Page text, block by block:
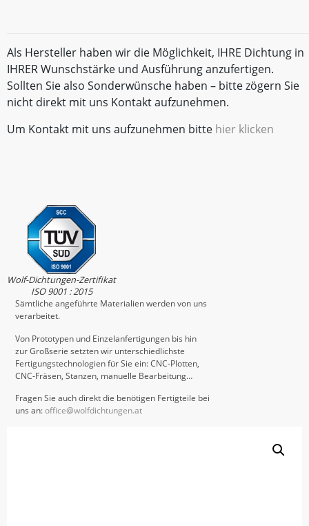
Als Hersteller haben wir die Möglichkeit, IHRE Dichtung in
IHRER Wunschstärke und Ausführung anzufertigen.
Sollten Sie also Sonderwünsche haben – bitte zögern Sie
nicht direkt mit uns Kontakt aufzunehmen.
Um Kontakt mit uns aufzunehmen bitte hier klicken
Wolf-Dichtungen-Zertifikat
ISO 9001 : 2015
Sämtliche angeführte Materialien werden von uns
verarbeitet.
Von Prototypen und Einzelanfertigungen bis hin
zur Großserie setzten wir unterschiedlichste
Fertigungstechnologien für Sie ein: CNC-Plotten,
CNC-Fräsen, Stanzen, manuelle Bearbeitung…
Fragen Sie auch direkt die benötigen Fertigteile bei
uns an:office@wolfdichtungen.at